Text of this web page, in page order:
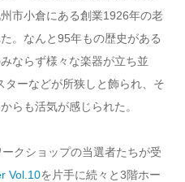
市小倉にある創業1926年の老
。なんと95年もの歴史がある
ならず様々な楽器が立ち並
ーなどが所狭しと飾られ、そ
らも活気が感じられた。
クショップの当選者たちが受
Vol.10を片手に続々と3階ホー